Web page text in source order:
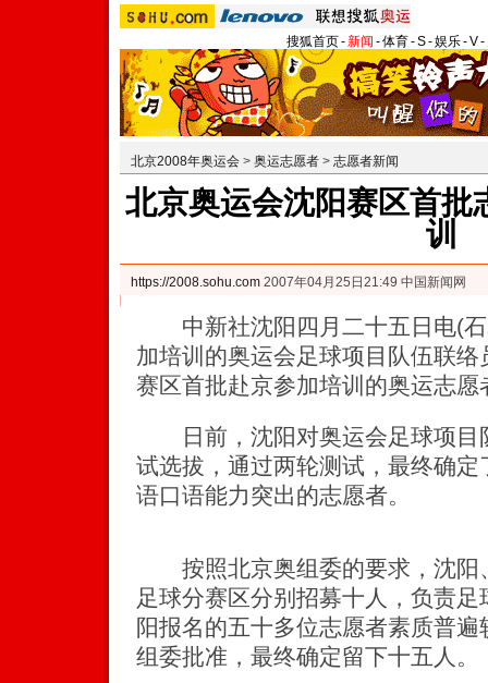
搜狐首页-新闻 -体育-S-娱乐-V-
北京2008年奥运会 > 奥运志愿者 > 志愿者新闻
北京奥运会沈阳赛区首批
训
https://2008.sohu.com 2007年04月25日21:49 中国新闻网
中新社沈阳四月二十五日电(石
加培训的奥运会足球项目队伍联
赛区首批赴京参加培训的奥运志愿
日前，沈阳对奥运会足球项目
试选拔，通过两轮测试，最终确
语口语能力突出的志愿者。
按照北京奥组委的要求，沈阳
足球分赛区分别招募十人，负责
阳报名的五十多位志愿者素质普
组委批准，最终确定留下十五人。